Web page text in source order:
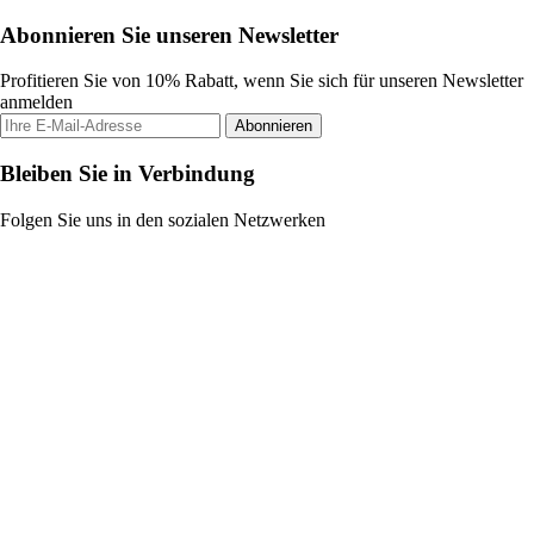
Abonnieren Sie unseren Newsletter
Profitieren Sie von 10% Rabatt, wenn Sie sich für unseren Newsletter
anmelden
Abonnieren
Bleiben Sie in Verbindung
Folgen Sie uns in den sozialen Netzwerken